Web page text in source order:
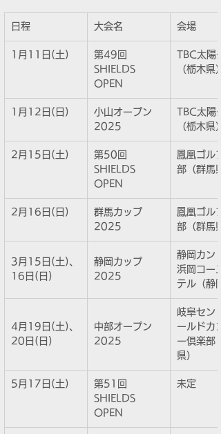
日程 大会名 会場
1月11日(土)
第49回
SHIELDS
OPEN
TBC太陽
（栃木県）
1月12日(日)
小山オープン
2025
TBC太陽
（栃木県）
2月15日(土)
第50回
SHIELDS
OPEN
鳳凰ゴル
部（群馬
2月16日(日)
群馬カップ
2025
鳳凰ゴル
部（群馬
3月15日(土)、
16日(日)
静岡カップ
2025
静岡カン
浜岡コー
テル（静
4月19日(土)、
20日(日)
中部オープン
2025
岐阜セン
ールドカ
ー倶楽部
県）
5月17日(土)
第51回
SHIELDS
OPEN
未定